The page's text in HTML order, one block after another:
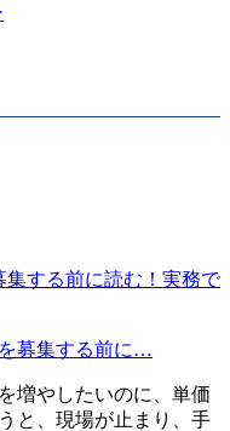
募集する前に…
増やしたいのに、単価
と、現場が止まり、手